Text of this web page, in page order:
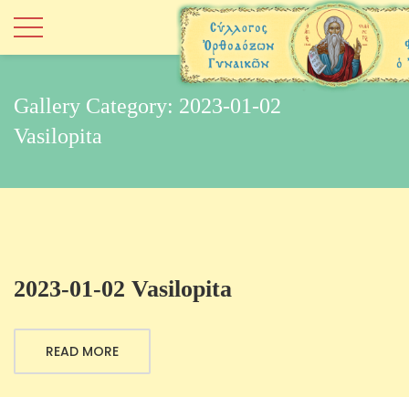
Gallery Category: 2023-01-02
Vasilopita
2023-01-02 Vasilopita
READ MORE